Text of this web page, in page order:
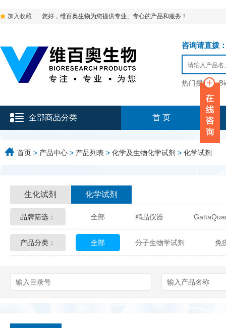
加入收藏 您好，维百奥生物为您提供专业、专心的产品和服务！
咨询请直拨
热门搜索：
全部商品分类 首 页
首页 > 产品中心 > 产品列表 > 化学及生物化学试剂 > 化学试剂
生化试剂 化学试剂
品牌筛选： 全部 精品仪器
Glycon Biochem Sterlitech
产品分类： 全部 分子生物学试剂 免